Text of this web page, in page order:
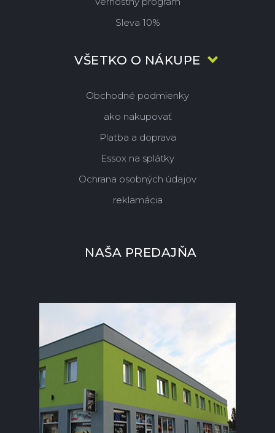
Sleva 10%
VŠETKO O NÁKUPE
Obchodné podmienky
ako nakupovať
Platba a doprava
Essox na splátky
Ochrana osobných údajov
reklamácia
NAŠA PREDAJŇA